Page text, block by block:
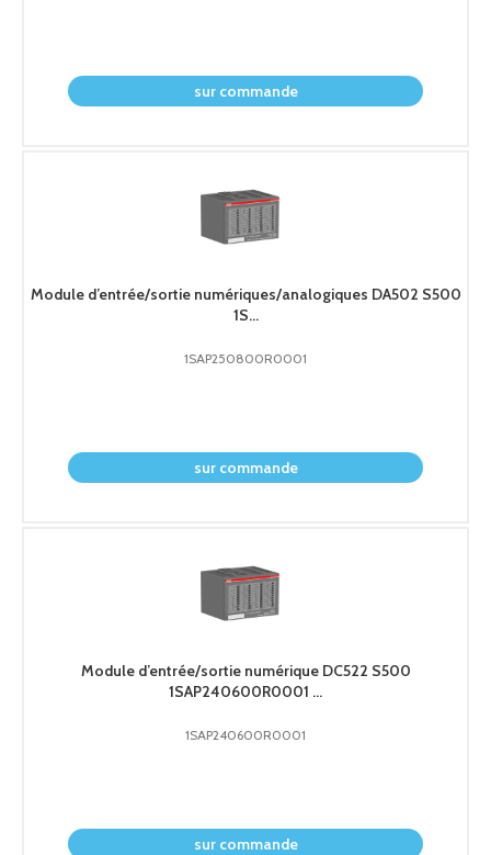
sur commande
Module d’entrée/sortie numériques/analogiques DA502 S500
1S...
1SAP250800R0001
sur commande
Module d’entrée/sortie numérique DC522 S500
1SAP240600R0001 ...
1SAP240600R0001
sur commande